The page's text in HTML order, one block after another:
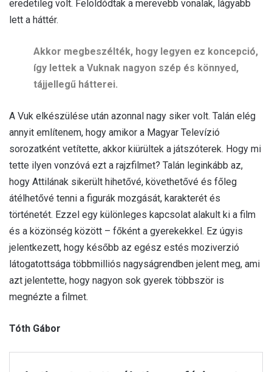
eredetileg volt. Feloldódtak a merevebb vonalak, lágyabb
lett a háttér.
Akkor megbeszélték, hogy legyen ez koncepció,
így lettek a Vuknak nagyon szép és könnyed,
tájjellegű hátterei.
A Vuk elkészülése után azonnal nagy siker volt. Talán elég
annyit említenem, hogy amikor a Magyar Televízió
sorozatként vetítette, akkor kiürültek a játszóterek. Hogy mi
tette ilyen vonzóvá ezt a rajzfilmet? Talán leginkább az,
hogy Attilának sikerült hihetővé, követhetővé és főleg
átélhetővé tenni a figurák mozgását, karakterét és
történetét. Ezzel egy különleges kapcsolat alakult ki a film
és a közönség között – főként a gyerekekkel. Ez úgyis
jelentkezett, hogy később az egész estés moziverzió
látogatottsága többmilliós nagyságrendben jelent meg, ami
azt jelentette, hogy nagyon sok gyerek többször is
megnézte a filmet.
Tóth Gábor